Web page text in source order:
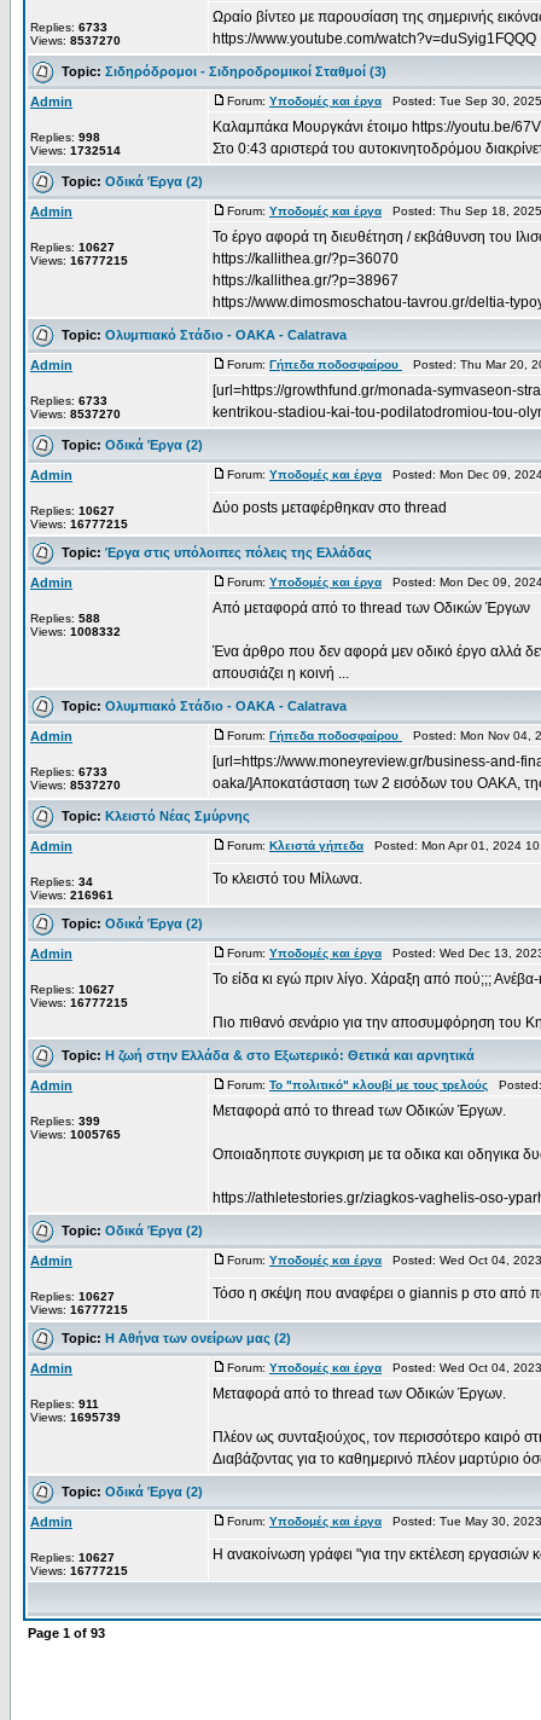
Replies: 6733
Views: 8537270
Ωραίο βίντεο με παρουσίαση της σημερινής
https://www.youtube.com/watch?v=duSyig1FQQQ
Topic: Σιδηρόδρομοι - Σιδηροδρομικοί Σταθμοί (3)
Admin
Replies: 998
Views: 1732514
Forum: Υποδομές και έργα Posted: Tue Sep 30,
Καλαμπάκα Μουργκάνι έτοιμο https://youtu.be/
Στο 0:43 αριστερά του αυτοκινητοδρόμου
Topic: Οδικά Έργα (2)
Admin
Replies: 10627
Views: 16777215
Forum: Υποδομές και έργα Posted: Thu Sep 18,
Το έργο αφορά τη διευθέτηση / εκβάθυνση του
https://kallithea.gr/?p=36070
https://kallithea.gr/?p=38967
https://www.dimosmoschatou-tavrou.gr/deltia-
Topic: Ολυμπιακό Στάδιο - OAKA - Calatrava
Admin
Replies: 6733
Views: 8537270
Forum: Γήπεδα ποδοσφαίρου Posted: Thu Mar 20,
[url=https://growthfund.gr/monada-symvaseon-
kentrikou-stadiou-kai-tou-podilatodromiou-tou-
Topic: Οδικά Έργα (2)
Admin
Replies: 10627
Views: 16777215
Forum: Υποδομές και έργα Posted: Mon Dec 09,
Δύο posts μεταφέρθηκαν στο thread
Topic: Έργα στις υπόλοιπες πόλεις της Ελλάδας
Admin
Replies: 588
Views: 1008332
Forum: Υποδομές και έργα Posted: Mon Dec 09,
Από μεταφορά από το thread των Οδικών Έργων
Ένα άρθρο που δεν αφορά μεν οδικό έργο αλλά
απουσιάζει η κοινή ...
Topic: Ολυμπιακό Στάδιο - OAKA - Calatrava
Admin
Replies: 6733
Views: 8537270
Forum: Γήπεδα ποδοσφαίρου Posted: Mon Nov 04,
[url=https://www.moneyreview.gr/business-and-
oaka/]Αποκατάσταση των 2 εισόδων του ΟΑΚΑ,
Topic: Κλειστό Νέας Σμύρνης
Admin
Replies: 34
Views: 216961
Forum: Κλειστά γήπεδα Posted: Mon Apr 01, 2024
Το κλειστό του Μίλωνα.
Topic: Οδικά Έργα (2)
Admin
Replies: 10627
Views: 16777215
Forum: Υποδομές και έργα Posted: Wed Dec 13,
Το είδα κι εγώ πριν λίγο. Χάραξη από πού;;;
Πιο πιθανό σενάριο για την αποσυμφόρηση του
Topic: Η ζωή στην Ελλάδα & στο Εξωτερικό: Θετικά και αρνητικά
Admin
Replies: 399
Views: 1005765
Forum: Το "πολιτικό" κλουβί με τους τρελούς
Μεταφορά από το thread των Οδικών Έργων.
Οποιαδηποτε συγκριση με τα οδικα και οδηγικα
https://athletestories.gr/ziagkos-vaghelis-oso-
Topic: Οδικά Έργα (2)
Admin
Replies: 10627
Views: 16777215
Forum: Υποδομές και έργα Posted: Wed Oct 04,
Τόσο η σκέψη που αναφέρει ο giannis p στο από
Topic: Η Αθήνα των ονείρων μας (2)
Admin
Replies: 911
Views: 1695739
Forum: Υποδομές και έργα Posted: Wed Oct 04,
Μεταφορά από το thread των Οδικών Έργων.
Πλέον ως συνταξιούχος, τον περισσότερο καιρό
Διαβάζοντας για το καθημερινό πλέον μαρτύριο
Topic: Οδικά Έργα (2)
Admin
Replies: 10627
Views: 16777215
Forum: Υποδομές και έργα Posted: Tue May 30,
Η ανακοίνωση γράφει "για την εκτέλεση εργασιών
Page 1 of 93